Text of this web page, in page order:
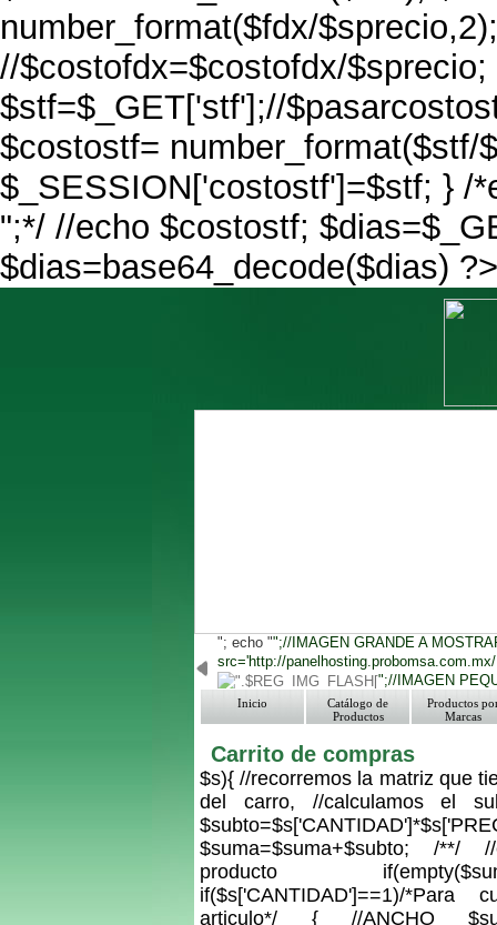
number_format($fdx/
//$costofdx=$costofdx/
$stf=$_GET['stf'];//
$costostf= number_format($stf/
$_SESSION['costostf']=$stf; } /
";*/ //echo $costostf;
$dias=base64_decode($dias) ?>
"; echo "";//IMAGEN GRANDE A
src='http://
";//IMAGEN
Inicio
Catálogo de
Productos
Productos
Marcas
Carrito de compras
$s){ //recorremos la matriz que
del carro, //calculamos el
$suma=$suma+$subto; /**/
producto
if($s['CANTIDAD']==1)/
articulo*/ { //ANCHO